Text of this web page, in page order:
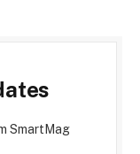
SmartMag